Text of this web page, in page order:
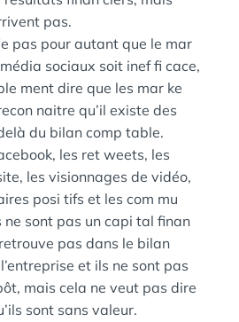
pas.
pas pour autant que le mar
sociaux soit inef fi cace,
ment dire que les mar ke
naitre qu’il existe des
du bilan comp table.
les ret weets, les
les vision­nages de vidéo,
posi tifs et les com mu
ne sont pas un capi tal finan
pas dans le bilan
et ils ne sont pas
mais cela ne veut pas dire
sont sans valeur.